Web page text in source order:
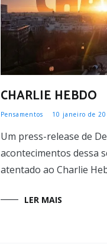
CHARLIE HEBDO
Pensamentos 10 janeiro de
Um press-release de
acontecimentos dessa
atentado ao Charlie
LER MAIS